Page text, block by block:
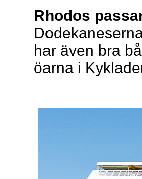
Rhodos
har även bra
öarna i